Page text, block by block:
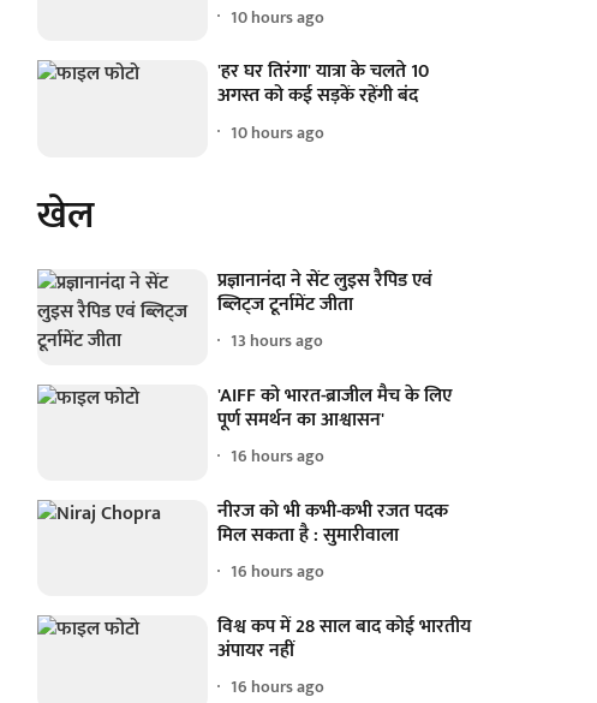
10 hours ago
'हर घर तिरंगा' यात्रा के चलते 10
अगस्त को कई सड़कें रहेंगी बंद
10 hours ago
खेल
प्रज्ञानानंदा ने सेंट लुइस रैपिड एवं
ब्लिट्ज टूर्नामेंट जीता
13 hours ago
'AIFF को भारत-ब्राजील मैच के लिए
पूर्ण समर्थन का आश्वासन'
16 hours ago
नीरज को भी कभी-कभी रजत पदक
मिल सकता है : सुमारीवाला
16 hours ago
विश्व कप में 28 साल बाद कोई भारतीय
अंपायर नहीं
16 hours ago